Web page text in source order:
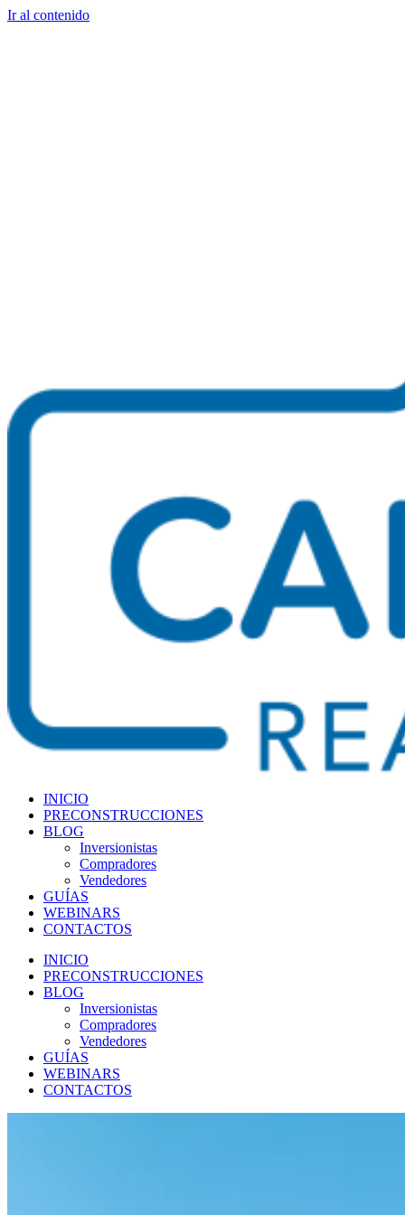
Ir al contenido
INICIO
PRECONSTRUCCIONES
BLOG
Inversionistas
Compradores
Vendedores
GUÍAS
WEBINARS
CONTACTOS
INICIO
PRECONSTRUCCIONES
BLOG
Inversionistas
Compradores
Vendedores
GUÍAS
WEBINARS
CONTACTOS